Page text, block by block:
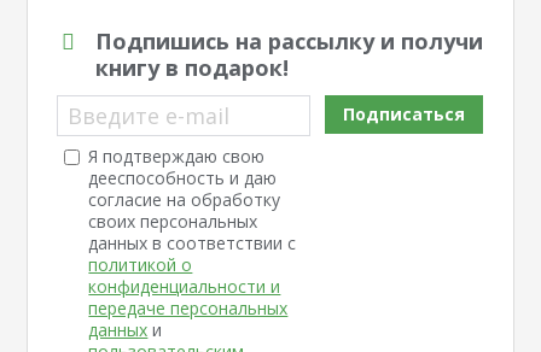
Подпишись на рассылку и получи
книгу в подарок!
Введите e-mail
Я подтверждаю свою
дееспособность и даю
согласие на обработку
своих персональных
данных в соответствии с
политикой о
конфиденциальности и
передаче персональных
данных и
Подписаться